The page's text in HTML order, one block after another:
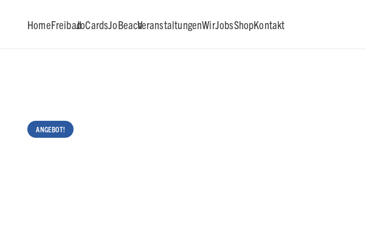
HomeFreibadJoCardsJoBeachVeranstaltungenWirJobsShopKontakt
ANGEBOT!